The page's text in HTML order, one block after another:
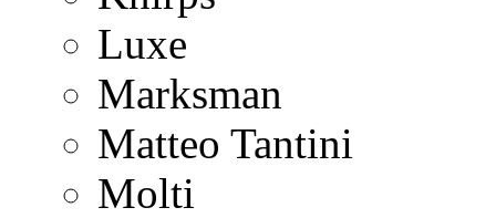
Luxe
Marksman
Matteo Tantini
Molti